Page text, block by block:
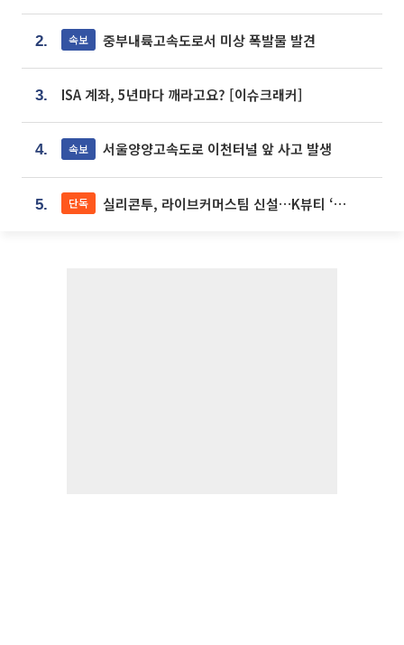
2. 속보 중부내륙고속도로서 미상 폭발물 발견
3. ISA 계좌, 5년마다 깨라고요? [이슈크래커]
4. 속보 서울양양고속도로 이천터널 앞 사고 발생
5. 단독 실리콘투, 라이브커머스팀 신설…K뷰티 ‘글로벌 판매망’ 확대[K뷰티 라방戰]